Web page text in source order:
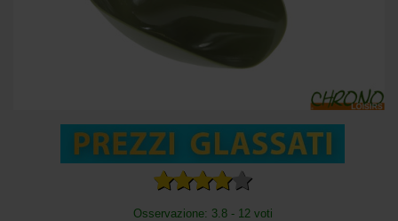
Osservazione: 3.8 - 12 voti